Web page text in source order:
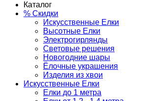
Каталог
% Скидки
Искусственные Елки
Высотные Елки
Электрогирлянды
Световые решения
Новогодние шары
Ёлочные украшения
Изделия из хвои
Искусственные Елки
Елки до 1 метра